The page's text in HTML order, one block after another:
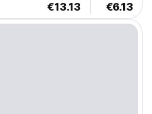
€13.13 €6.13